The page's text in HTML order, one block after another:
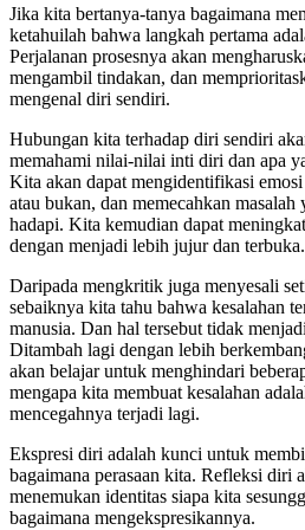
Jika kita bertanya-tanya bagaimana
ketahuilah bahwa langkah pertama
Perjalanan prosesnya akan
mengambil tindakan, dan
mengenal diri sendiri.
Hubungan kita terhadap diri sendiri
memahami nilai-nilai inti diri dan apa
Kita akan dapat mengidentifikasi
atau bukan, dan memecahkan
hadapi. Kita kemudian dapat
dengan menjadi lebih jujur ​​dan terbuka.
Daripada mengkritik juga menyesali
sebaiknya kita tahu bahwa kesalahan
manusia. Dan hal tersebut tidak
Ditambah lagi dengan lebih
akan belajar untuk menghindari
mengapa kita membuat kesalahan
mencegahnya terjadi lagi.
Ekspresi diri adalah kunci untuk
bagaimana perasaan kita. Refleksi diri
menemukan identitas siapa kita
bagaimana mengekspresikannya.